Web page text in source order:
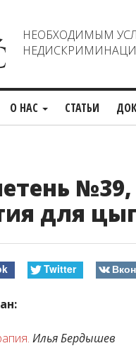
НЕОБХОДИМЫМ
О НАС СТАТЬИ
№39,
для
Twitter
Илья Бердышев